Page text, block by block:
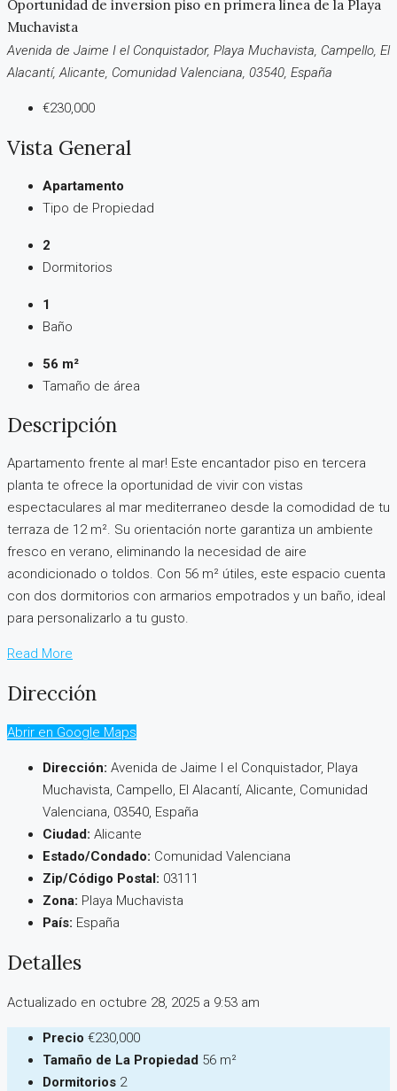
Oportunidad de inversion piso en primera linea de la Playa
Muchavista
Avenida de Jaime I el Conquistador, Playa Muchavista, Campello, El
Alacantí, Alicante, Comunidad Valenciana, 03540, España
€230,000
Vista General
Apartamento
Tipo de Propiedad
2
Dormitorios
1
Baño
56 m²
Tamaño de área
Descripción
Apartamento frente al mar! Este encantador piso en tercera
planta te ofrece la oportunidad de vivir con vistas
espectaculares al mar mediterraneo desde la comodidad de tu
terraza de 12 m². Su orientación norte garantiza un ambiente
fresco en verano, eliminando la necesidad de aire
acondicionado o toldos. Con 56 m² útiles, este espacio cuenta
con dos dormitorios con armarios empotrados y un baño, ideal
para personalizarlo a tu gusto.
Read More
Dirección
Abrir en Google Maps
Dirección: Avenida de Jaime I el Conquistador, Playa
Muchavista, Campello, El Alacantí, Alicante, Comunidad
Valenciana, 03540, España
Ciudad: Alicante
Estado/Condado: Comunidad Valenciana
Zip/Código Postal: 03111
Zona: Playa Muchavista
País: España
Detalles
Actualizado en octubre 28, 2025 a 9:53 am
Precio €230,000
Tamaño de La Propiedad 56 m²
Dormitorios 2